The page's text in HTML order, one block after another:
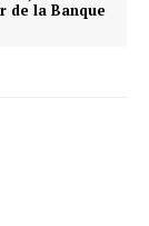
de la Banque